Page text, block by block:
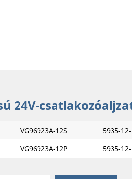
24V-
VG96923A-12S 5935-
VG96923A-12P 5935-